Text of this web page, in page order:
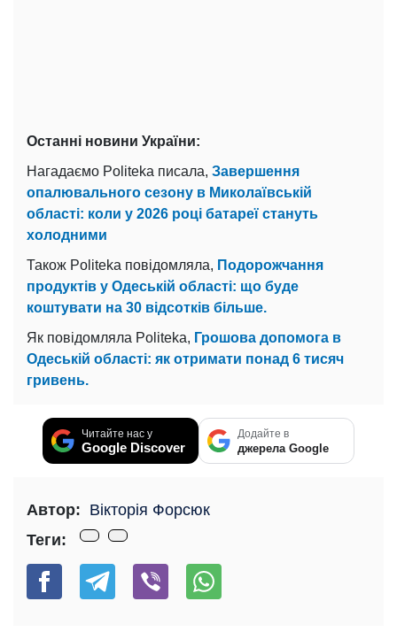
Останні новини України:
Нагадаємо Politeka писала, Завершення
опалювального сезону в Миколаївській
області: коли у 2026 році батареї стануть
холодними
Також Politeka повідомляла, Подорожчання
продуктів у Одеській області: що буде
коштувати на 30 відсотків більше.
Як повідомляла Politeka, Грошова допомога в
Одеській області: як отримати понад 6 тисяч
гривень.
Читайте нас у
Google Discover
Додайте в
джерела Google
Автор: Вікторія Форсюк
Теги: